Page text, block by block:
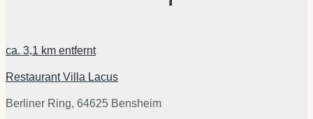
ca. 3,1 km entfernt
Restaurant Villa Lacus
Berliner Ring, 64625 Bensheim